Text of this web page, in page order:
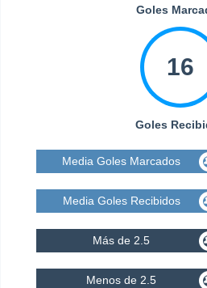
Goles
16
Goles
Media Goles Marcados
Media Goles Recibidos
Más de 2.5
Menos de 2.5